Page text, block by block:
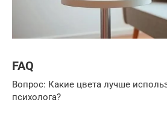
FAQ
Вопрос: Какие цвета лучше
психолога?